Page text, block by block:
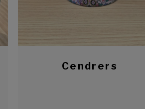
Cendrers